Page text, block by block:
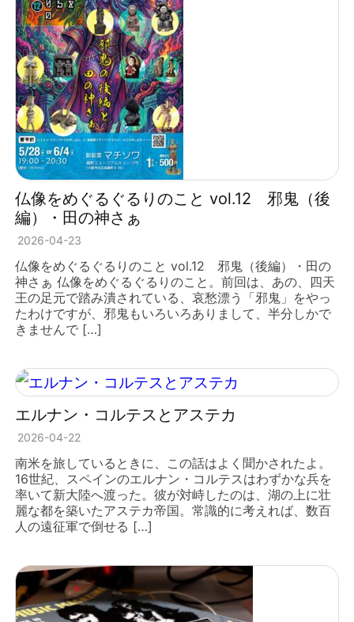
仏像をめぐるぐるりのこと vol.12 邪鬼（後
編）・田の神さぁ
2026-04-23
仏像をめぐるぐるりのこと vol.12 邪鬼（後編）・田の
神さぁ 仏像をめぐるぐるりのこと。前回は、あの、四天
王の足元で踏み潰されている、哀愁漂う「邪鬼」をやっ
たわけですが、邪鬼もいろいろありまして、半分しかで
きませんで […]
エルナン・コルテスとアステカ
2026-04-22
南米を旅しているときに、この話はよく聞かされたよ。
16世紀、スペインのエルナン・コルテスはわずかな兵を
率いて新大陸へ渡った。彼が対峙したのは、湖の上に壮
麗な都を築いたアステカ帝国。常識的に考えれば、数百
人の遠征軍で倒せる […]